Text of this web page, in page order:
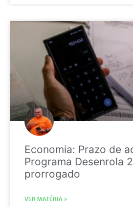
Economia: Prazo de
Programa Desenrola
prorrogado
VER MATÉRIA »